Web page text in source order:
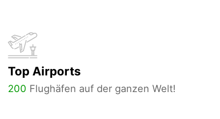
Top Airports
200 Flughäfen auf der ganzen Welt!